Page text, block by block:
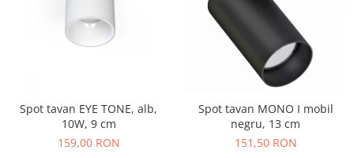
Spot tavan EYE TONE, alb,
10W, 9 cm
159,00 RON
Spot tavan MONO I mobil
negru, 13 cm
151,50 RON